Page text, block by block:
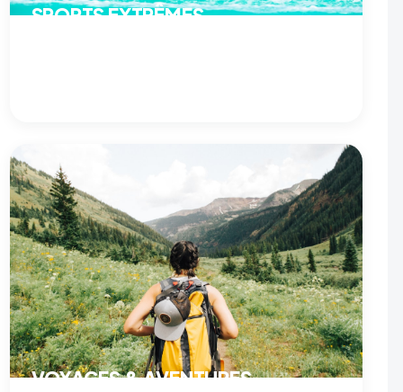
SPORTS EXTRÊMES
VOYAGES & AVENTURES